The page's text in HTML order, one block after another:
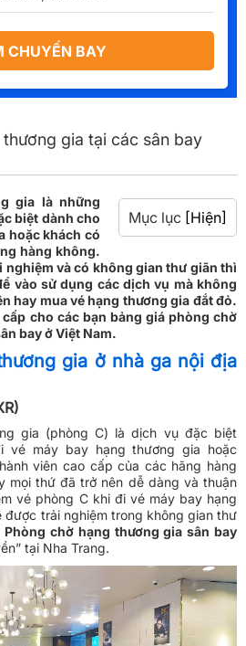
CHUYẾN BAY
gia tại các sân bay
Mục lục [Hiện]
gia là những
biệt dành cho
hoặc khách có
hàng không.
nghiệm và có không gian thư giãn thì
vào sử dụng các dịch vụ mà không
hay mua vé hạng thương gia đắt đỏ.
cho các bạn bảng giá phòng chờ
bay ở Việt Nam.
gia ở nhà ga nội địa
gia (phòng C) là dịch vụ đặc biệt
vé máy bay hạng thương gia hoặc
viên cao cấp của các hãng hàng
mọi thứ đã trở nên dễ dàng và thuận
vé phòng C khi đi vé máy bay hạng
được trải nghiệm trong không gian thư
Phòng chờ hạng thương gia sân bay
tại Nha Trang.